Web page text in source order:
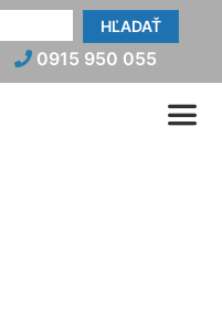
HĽADAŤ
0915 950 055